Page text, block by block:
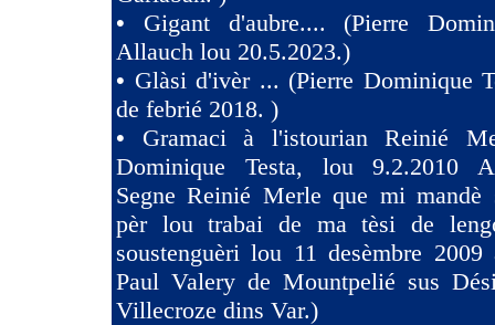
• Gigant d'aubre.... (Pierre
Allauch lou 20.5.2023.)
• Glàsi d'ivèr ... (Pierre Dominique
de febrié 2018. )
• Gramaci à l'istourian Reinié
Dominique Testa, lou 9.2.2010
Segne Reinié Merle que mi mandè
pèr lou trabai de ma tèsi de
soustenguèri lou 11 desèmbre
Paul Valery de Mountpelié sus
Villecroze dins Var.)